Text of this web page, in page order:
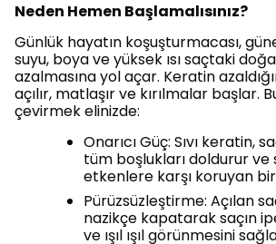
Neden Hemen Başlamalısınız?
Günlük hayatın koşuşturmacası,
suyu, boya ve yüksek ısı saçtaki
azalmasına yol açar. Keratin
açılır, matlaşır ve kırılmalar başlar.
çevirmek elinizde:
Onarıcı Güç: Sıvı keratin,
tüm boşlukları doldurur ve
etkenlere karşı koruyan
Pürüzsüzleştirme: Açılan
nazikçe kapatarak saçın
ve ışıl ışıl görünmesini